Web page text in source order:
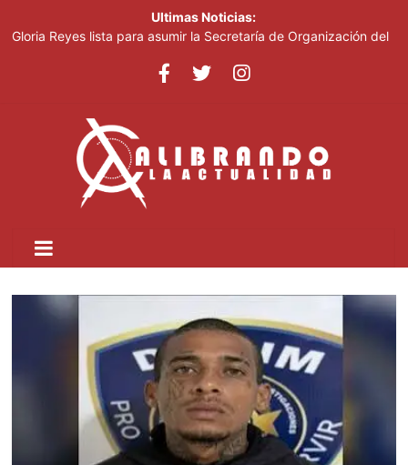
Ultimas Noticias:
Gloria Reyes lista para asumir la Secretaría de Organización del
Efemérides Patrias y el Instituto Duartiano en reunión solemne
Agente de la DIGESETT identifica a mujer reportada como
desaparecida tras encontrarla desorientada
Banreservas obtiene siete galardones en los Effie Awards
República Dominicana 2026